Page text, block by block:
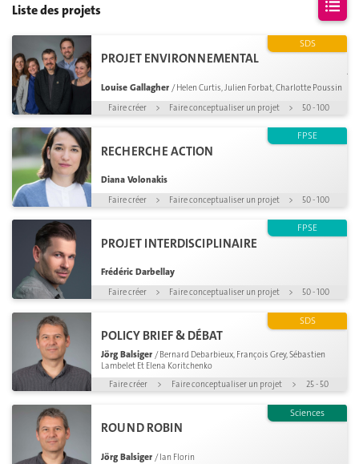
Liste des projets
Aucun projet
correspondant à vos critères
trouvé
PROJET ENVIRONNEMENTAL
Louise Gallagher/ Helen Curtis, Julien Forbat, Charlotte Poussin
SDS
Faire créer > Faire conceptualiser un projet > 50 - 100
RECHERCHE ACTION
Diana Volonakis
FPSE
Faire créer > Faire conceptualiser un projet > 50 - 100
PROJET INTERDISCIPLINAIRE
Frédéric Darbellay
FPSE
Faire créer > Faire conceptualiser un projet > 50 - 100
POLICY BRIEF & DÉBAT
Jörg Balsiger / Bernard Debarbieux, François Grey, Sébastien
Lambelet Et Elena Koritchenko
SDS
Faire créer > Faire conceptualiser un projet > 25 - 50
ROUND ROBIN
Jörg Balsiger / Ian Florin
Sciences